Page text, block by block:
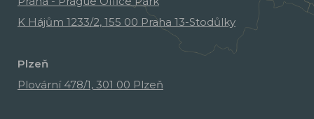
K Hájům 1233/2, 155 00 Praha 13-Stodůlky
Plzeň
Plovární 478/1, 301 00 Plzeň